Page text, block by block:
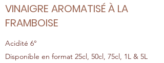
VINAIGRE AROMATISÉ À LA
FRAMBOISE
Acidité 6°
Disponible en format 25cl, 50cl, 75cl, 1L & 5L